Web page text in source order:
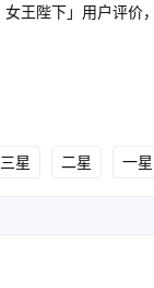
女王陛下」用户评价
三星 二星 一星